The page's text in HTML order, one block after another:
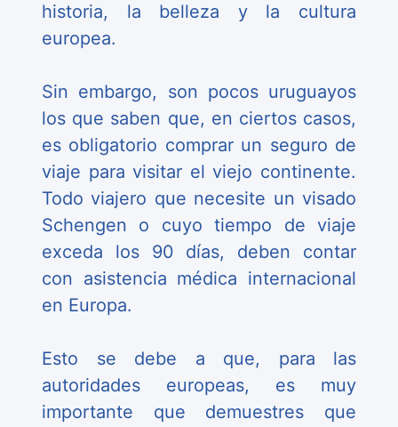
historia, la belleza y la cultura
europea.
Sin embargo, son pocos uruguayos
los que saben que, en ciertos casos,
es obligatorio comprar un seguro de
viaje para visitar el viejo continente.
Todo viajero que necesite un visado
Schengen o cuyo tiempo de viaje
exceda los 90 días, deben contar
con asistencia médica internacional
en Europa.
Esto se debe a que, para las
autoridades europeas, es muy
importante que demuestres que